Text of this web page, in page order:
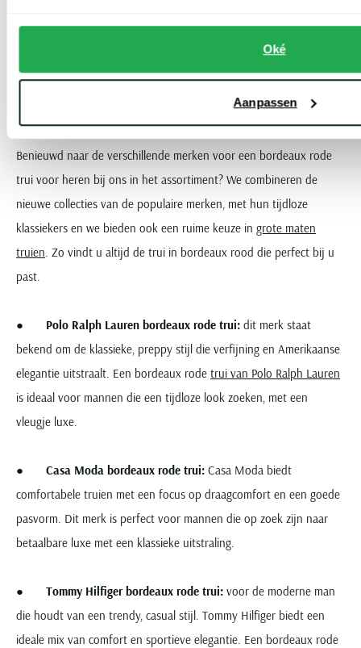
Oké
Aanpassen
Topmerken en Aanbevelingen
Benieuwd naar de verschillende merken voor een bordeaux rode
trui voor heren bij ons in het assortiment? We combineren de
nieuwe collecties van de populaire merken, met hun tijdloze
klassiekers en we bieden ook een ruime keuze in grote maten
truien . Zo vindt u altijd de trui in bordeaux rood die perfect bij u
past.
● Polo Ralph Lauren bordeaux rode trui: dit merk staat
bekend om de klassieke, preppy stijl die verfijning en Amerikaanse
elegantie uitstraalt. Een bordeaux rode trui van Polo Ralph Lauren
is ideaal voor mannen die een tijdloze look zoeken, met een
vleugje luxe.
● Casa Moda bordeaux rode trui: Casa Moda biedt
comfortabele truien met een focus op draagcomfort en een goede
pasvorm. Dit merk is perfect voor mannen die op zoek zijn naar
betaalbare luxe met een klassieke uitstraling.
● Tommy Hilfiger bordeaux rode trui: voor de moderne man
die houdt van een trendy, casual stijl. Tommy Hilfiger biedt een
ideale mix van comfort en sportieve elegantie. Een bordeaux rode